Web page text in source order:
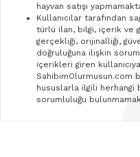
hayvan satışı
Kullanıcılar tarafından
türlü ilan, bilgi, içerik ve
gerçekliği, orijinalliği,
doğruluğuna ilişkin
içerikleri giren
SahibimOlurmusun.com
hususlarla ilgili herhangi
sorumluluğu